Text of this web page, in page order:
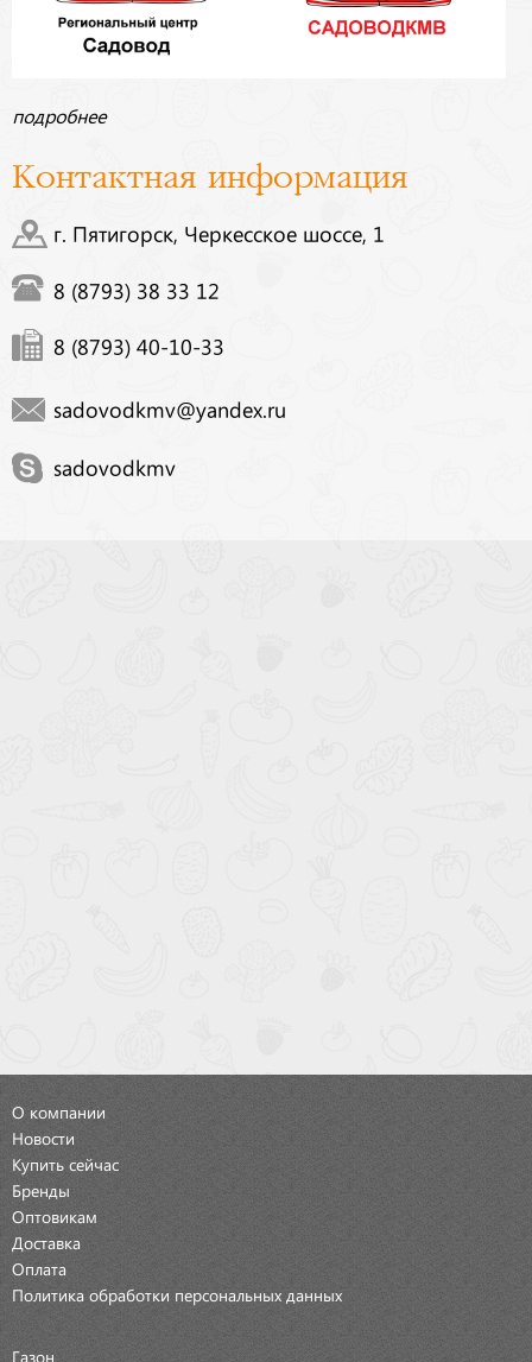
подробнее
Контактная информация
г. Пятигорск, Черкесское шоссе, 1
8 (8793) 38 33 12
8 (8793) 40-10-33
sadovodkmv@yandex.ru
sadovodkmv
О компании
Новости
Купить сейчас
Бренды
Оптовикам
Доставка
Оплата
Политика обработки персональных данных
Газон